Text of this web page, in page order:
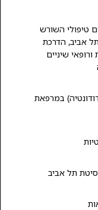
טיפולי השורש
אביב, הדרכת
שיניים
במרפאת
תל אביב